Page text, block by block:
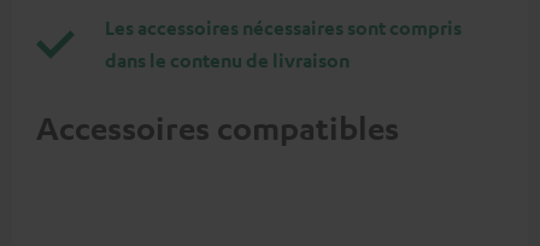
Les accessoires nécessaires sont compris
dans le contenu de livraison
Accessoires compatibles